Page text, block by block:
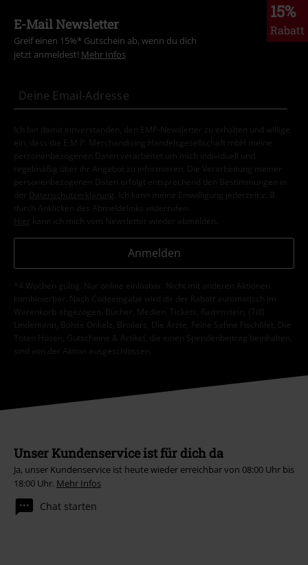
15%
Rabatt
E-Mail Newsletter
Greif einen 15%* Gutschein ab, wenn du dich
jetzt anmeldest! Mehr Infos
Ich bin damit einverstanden, den EMP-Newsletter zu erhalten und willige
ein, dass die E.M.P. Merchandising Handelsgesellschaft mbH meine
personenbezogenen Daten verarbeitet um mich individuell und
regelmäßig über ihr Angebot zu informieren. Die Verarbeitung meiner
personenbezogenen Daten erfolgt entsprechend den Bestimmungen in
der
Datenschutzerklärung
. Ich kann meine Einwilligung jederzeit z. B.
durch Anklicken des Abmeldelinks widerrufen.
Hier kann ich mich vom Newsletter wieder abmelden.
Anmelden
*4 Wochen gültig. Nur online einlösbar. Nicht mit anderen Aktionen
kombinierbar. Nach Codeeingabe wird dir der Rabatt automatisch im
Warenkorb abgezogen. Bücher, Medien, Tickets, Rammstein, (Till)
Lindemann, Böhse Onkelz, Broilers, Die Ärzte, Feine Sahne Fischfilet, Die
Toten Hosen, Gutscheine & Artikel, die einen Spendenbeitrag beinhalten,
sind von der Aktion ausgeschlossen.
Unser Kundenservice ist für dich da
Ja, unser Kundenservice ist heute wieder erreichbar von 08:00 Uhr bis
18:00 Uhr. Mehr Infos
Chat starten